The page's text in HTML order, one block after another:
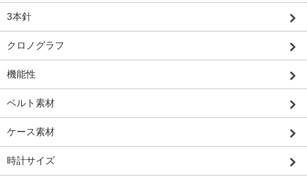
3本針
クロノグラフ
機能性
ベルト素材
ケース素材
時計サイズ